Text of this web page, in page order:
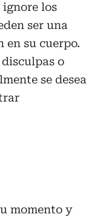
los
ser una
en su cuerpo.
o
se desea
momento y